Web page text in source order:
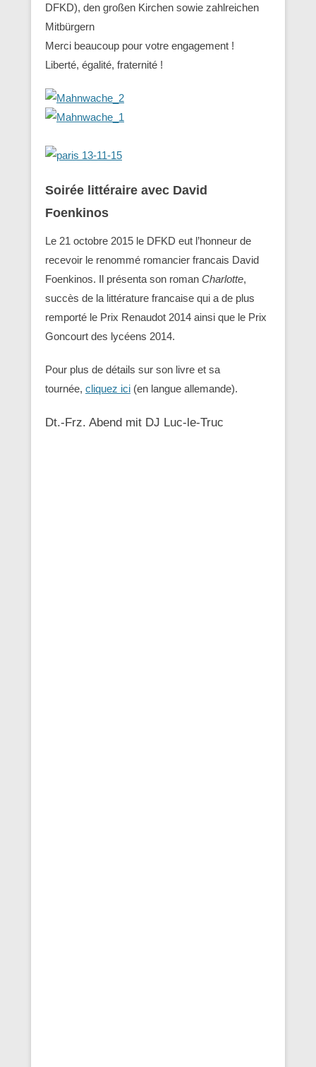
‪‎DFKD), den großen Kirchen sowie zahlreichen
Mitbürgern
Merci beaucoup pour votre engagement !
Liberté, égalité, fraternité !
Soirée littéraire avec David
Foenkinos
Le 21 octobre 2015 le DFKD eut l’honneur de
recevoir le renommé romancier francais David
Foenkinos. Il présenta son roman Charlotte,
succès de la littérature francaise qui a de plus
remporté le Prix Renaudot 2014 ainsi que le Prix
Goncourt des lycéens 2014.
Pour plus de détails sur son livre et sa
tournée, cliquez ici (en langue allemande).
Dt.-Frz. Abend mit DJ Luc-le-Truc